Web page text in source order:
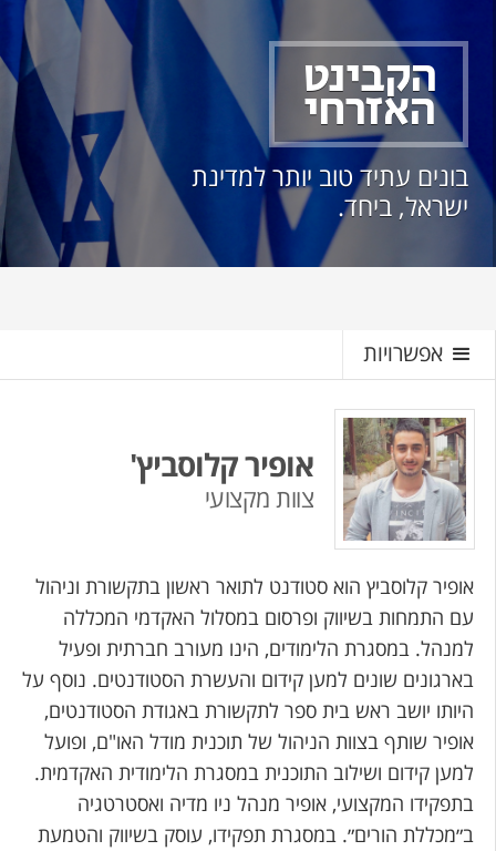
הקבינט
האזרחי
בונים עתיד טוב יותר למדינת
ישראל, ביחד.
אפשרויות
אופיר קלוסביץ'
צוות מקצועי
אופיר קלוסביץ הוא סטודנט לתואר ראשון בתקשורת וניהול
עם התמחות בשיווק ופרסום במסלול האקדמי המכללה
למנהל. במסגרת הלימודים, הינו מעורב חברתית ופעיל
בארגונים שונים למען קידום והעשרת הסטודנטים. נוסף על
היותו יושב ראש בית ספר לתקשורת באגודת הסטודנטים,
אופיר שותף בצוות הניהול של תוכנית מודל האו"ם, ופועל
למען קידום ושילוב התוכנית במסגרת הלימודית האקדמית.
בתפקידו המקצועי, אופיר מנהל ניו מדיה ואסטרטגיה
ב״מכללת הורים״. במסגרת תפקידו, עוסק בשיווק והטמעת